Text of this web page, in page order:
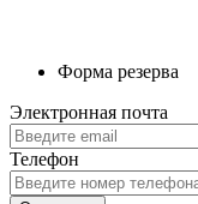
Форма резерва
Электронная почта
Телефон